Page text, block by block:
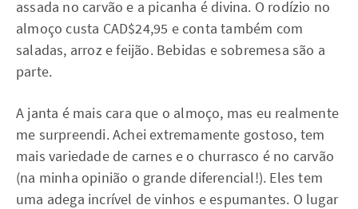
assada no carvão e a picanha é divina. O rodízio no
almoço custa CAD$24,95 e conta também com
saladas, arroz e feijão. Bebidas e sobremesa são a
parte.
A janta é mais cara que o almoço, mas eu realmente
me surpreendi. Achei extremamente gostoso, tem
mais variedade de carnes e o churrasco é no carvão
(na minha opinião o grande diferencial!). Eles tem
uma adega incrível de vinhos e espumantes. O lugar